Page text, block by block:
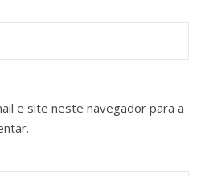
e site neste navegador para a